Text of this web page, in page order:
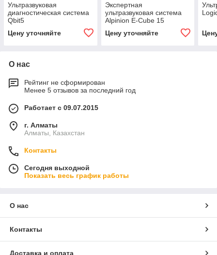
Ультразвуковая
диагностическая система
Qbit5
Цену уточняйте
Экспертная
ультразвуковая система
Alpinion E-Cube 15
Цену уточняйте
О нас
Рейтинг не сформирован
Менее 5 отзывов за последний год
Работает с 09.07.2015
г. Алматы
Алматы, Казахстан
Контакты
Сегодня выходной
Показать весь график работы
О нас
Контакты
Доставка и оплата